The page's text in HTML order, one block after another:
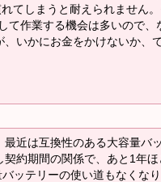
てしまうと耐えられません
作業する機会は多いので、
いかにお金をかけないか、
近は互換性のある大容量バ
約期間の関係で、あと1年
ッテリーの使い道もなくな